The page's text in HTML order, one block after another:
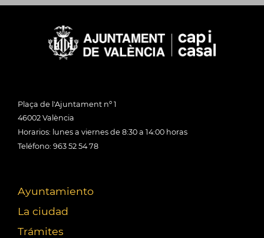
Plaça de l'Ajuntament nº 1
46002 València
Horarios: lunes a viernes de 8:30 a 14:00 horas
Teléfono: 963 52 54 78
Ayuntamiento
La ciudad
Trámites